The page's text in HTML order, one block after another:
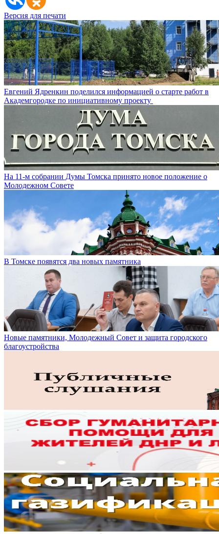
Версия для печати
Евгений Ядренкин поделился информацией о старте работ в
Академгородке по инициативному проекту
На 11-м собрании Думы Томска принято новое положение о
Молодежном Совете
В Томске появятся два новых памятника
Новые памятники, Молодежный Совет и защита городского
благоустройства